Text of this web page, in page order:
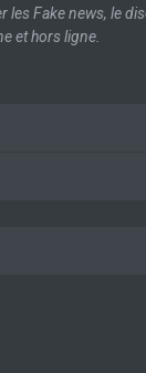
les Fake news, le
et hors ligne.